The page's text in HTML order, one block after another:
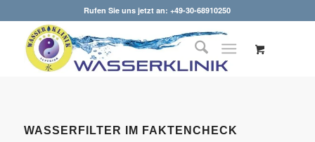
Rufen Sie uns jetzt an: +49-30-68910250
WASSERFILTER IM FAKTENCHECK